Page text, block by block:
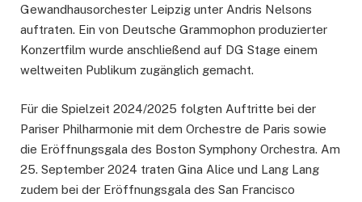
Gewandhausorchester Leipzig unter Andris Nelsons
auftraten. Ein von Deutsche Grammophon produzierter
Konzertfilm wurde anschließend auf DG Stage einem
weltweiten Publikum zugänglich gemacht.
Für die Spielzeit 2024/2025 folgten Auftritte bei der
Pariser Philharmonie mit dem Orchestre de Paris sowie
die Eröffnungsgala des Boston Symphony Orchestra. Am
25. September 2024 traten Gina Alice und Lang Lang
zudem bei der Eröffnungsgala des San Francisco